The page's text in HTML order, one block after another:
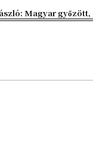
Magyar győzött,